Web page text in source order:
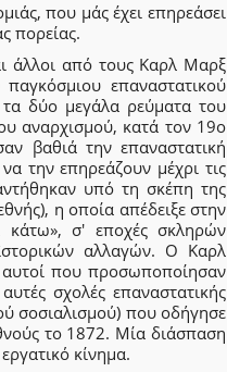
που μάς έχει επηρεάσει
πορείας.
άλλοι από τους Καρλ Μαρξ
επαναστατικού
δύο μεγάλα ρεύματα του
αναρχισμού, κατά τον 19ο
βαθιά την επαναστατική
την επηρεάζουν μέχρι τις
υπό τη σκέπη της
η οποία απέδειξε στην
σ' εποχές σκληρών
αλλαγών. Ο Καρλ
που προσωποποίησαν
σχολές επαναστατικής
σοσιαλισμού) που οδήγησε
το 1872. Μία διάσπαση
κίνημα.